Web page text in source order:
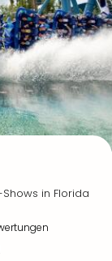
in Florida